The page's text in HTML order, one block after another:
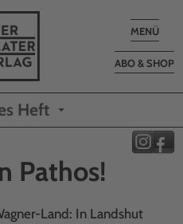
Toggle
MENÜ
ABO & SHOP
Heft
Pathos!
Land: In Landshut